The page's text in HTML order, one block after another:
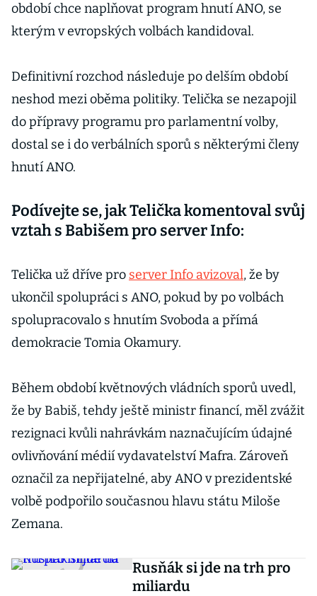
období chce naplňovat program hnutí ANO, se
kterým v evropských volbách kandidoval.
Definitivní rozchod následuje po delším období
neshod mezi oběma politiky. Telička se nezapojil
do přípravy programu pro parlamentní volby,
dostal se i do verbálních sporů s některými členy
hnutí ANO.
Podívejte se, jak Telička komentoval svůj
vztah s Babišem pro server Info:
Telička už dříve pro server Info avizoval, že by
ukončil spolupráci s ANO, pokud by po volbách
spolupracovalo s hnutím Svoboda a přímá
demokracie Tomia Okamury.
Během období květnových vládních sporů uvedl,
že by Babiš, tehdy ještě ministr financí, měl zvážit
rezignaci kvůli nahrávkám naznačujícím údajné
ovlivňování médií vydavatelství Mafra. Zároveň
označil za nepřijatelné, aby ANO v prezidentské
volbě podpořilo současnou hlavu státu Miloše
Zemana.
Rusňák si jde na trh pro
miliardu